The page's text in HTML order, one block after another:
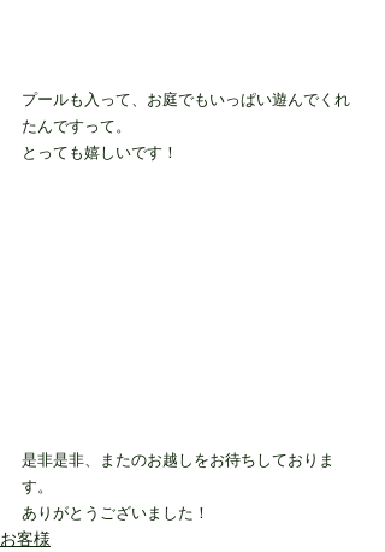
プールも入って、お庭でもいっぱい遊んでくれ
たんですって。
とっても嬉しいです！
是非是非、またのお越しをお待ちしておりま
す。
ありがとうございました！
お客様